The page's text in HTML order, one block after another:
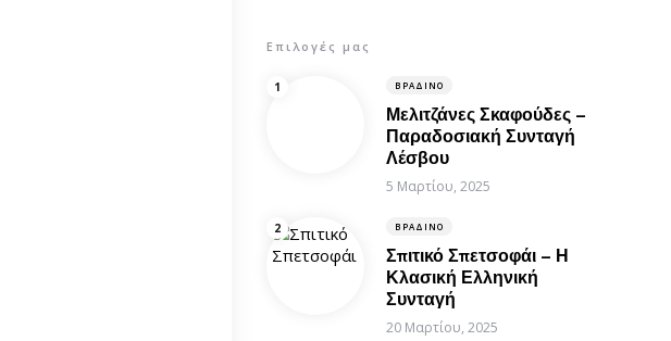
Επιλογές μας
ΒΡΑΔΙΝΌ
Μελιτζάνες Σκαφούδες –
Παραδοσιακή Συνταγή
Λέσβου
5 Μαρτίου, 2025
ΒΡΑΔΙΝΌ
Σπιτικό Σπετσοφάι – Η
Κλασική Ελληνική
Συνταγή
20 Μαρτίου, 2025